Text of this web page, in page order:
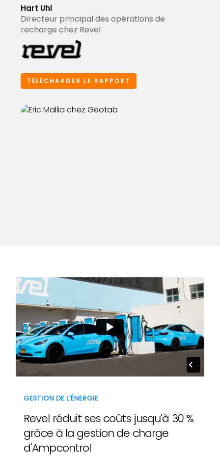
Hart Uhl
Directeur principal des opérations de
recharge chez Revel
TÉLÉCHARGER LE RAPPORT
GESTION DE L'ÉNERGIE
Revel réduit ses coûts jusqu'à 30 %
grâce à la gestion de charge
d'Ampcontrol